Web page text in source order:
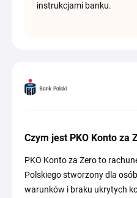
instrukcjami banku.
Czym jest PKO Konto za
PKO Konto za Zero to
Polskiego stworzony dla
warunków i braku ukrytych